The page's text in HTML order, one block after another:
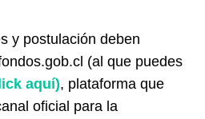
y postulación deben
(al que puedes
aquí), plataforma que
oficial para la